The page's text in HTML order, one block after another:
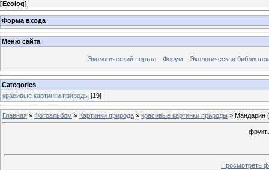
[Ecolog]
Форма входа
Меню сайта
Экологический портал Форум Экологическая
Categories
красивые картинки природы [19]
Главная » Фотоальбом » Картинки природа » красивые картинки природы » Мандарин
Просмотреть